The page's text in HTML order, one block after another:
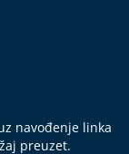
navođenje linka
preuzet.